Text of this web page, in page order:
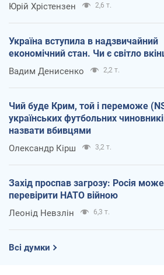
Юрій Хрістензен 2,6 т.
Україна вступила в надзвичайний
економічний стан. Чи є світло
Вадим Денисенко 2,2 т.
Чий буде Крим, той і переможе
українських футбольних
назвати вбивцями
Олександр Кірш 3,2 т.
Захід проспав загрозу: Росія може
перевірити НАТО війною
Леонід Невзлін 6,3 т.
Всі думки